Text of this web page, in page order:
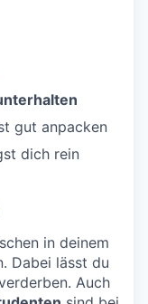
gut anpacken
dich rein
in deinem
Dabei lässt du
Auch